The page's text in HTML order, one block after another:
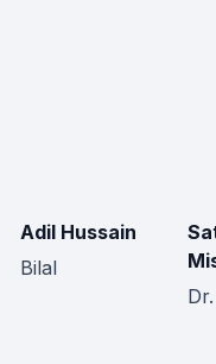
Adil Hussain
Bilal